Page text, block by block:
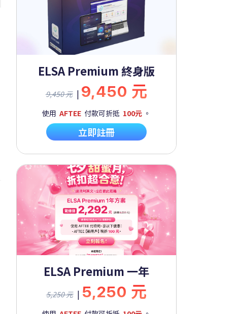
ELSA Premium 終身版
9,450 元 | 9,450 元
使用 AFTEE 付款可折抵 100元 。
立即註冊
ELSA Premium 一年
5,250 元 | 5,250 元